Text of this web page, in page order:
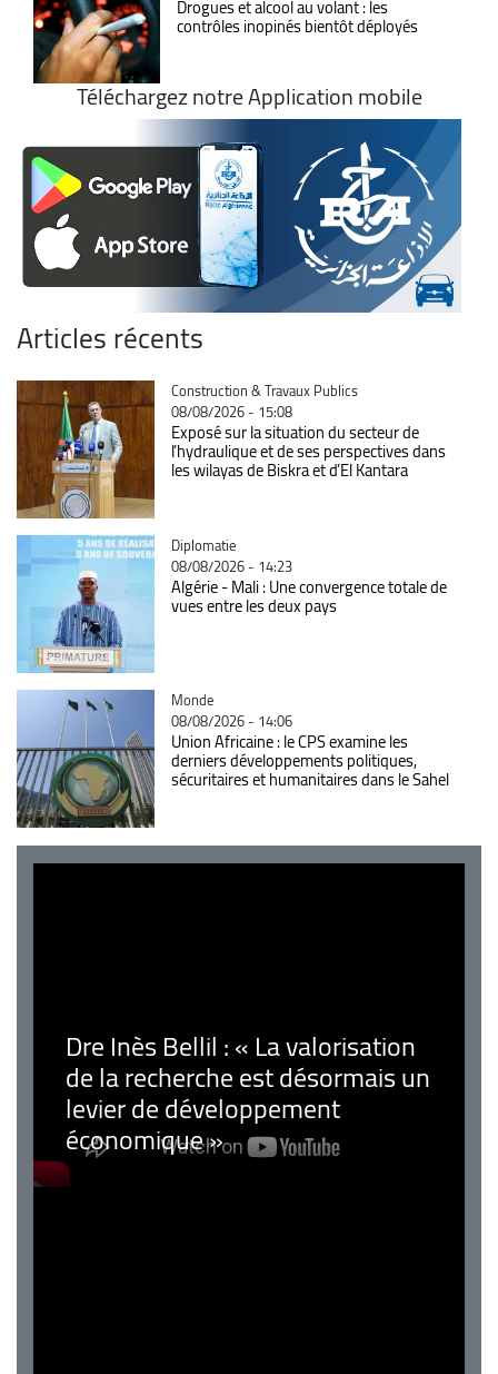
Drogues et alcool au volant : les
contrôles inopinés bientôt déployés
Téléchargez notre Application mobile
Articles récents
Catégorie
Construction & Travaux Publics
08/08/2026 - 15:08
Exposé sur la situation du secteur de
l’hydraulique et de ses perspectives dans
les wilayas de Biskra et d’El Kantara
Catégorie
Diplomatie
08/08/2026 - 14:23
Algérie - Mali : Une convergence totale de
vues entre les deux pays
Catégorie
Monde
08/08/2026 - 14:06
Union Africaine : le CPS examine les
derniers développements politiques,
sécuritaires et humanitaires dans le Sahel
Dre Inès Bellil : « La valorisation
de la recherche est désormais un
levier de développement
économique »